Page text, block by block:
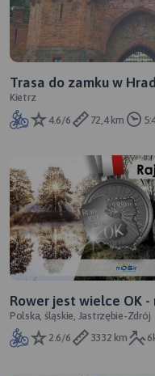
Trasa do zamku w
Kietrz
4.6/6
72,4 km
Rower jest wielce OK -
Polska, śląskie, Jastrzębie-Zdrój
2.6/6
3332 km